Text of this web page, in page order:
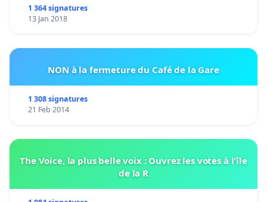
1 364 signatures
13 Jan 2018
NON à la fermeture du Café de la Gare
1 308 signatures
21 Feb 2014
The Voice, la plus belle voix : Ouvrez les votes à l'île
de la R